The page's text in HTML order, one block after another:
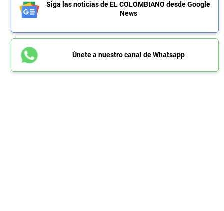
Siga las noticias de EL COLOMBIANO desde Google
News
Únete a nuestro canal de Whatsapp